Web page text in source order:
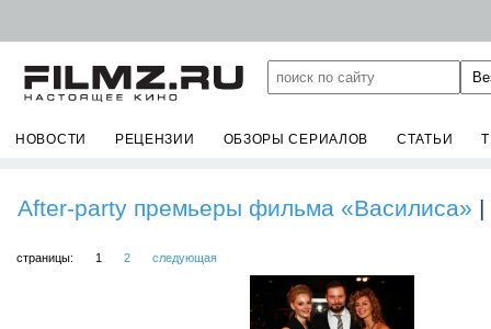
НОВОСТИ РЕЦЕНЗИИ ОБЗОРЫ СЕРИАЛОВ СТАТЬИ
After-party премьеры фильма «Василиса» |
страницы: 1 2 следующая